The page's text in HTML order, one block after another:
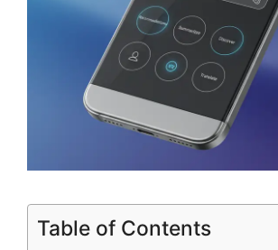
Table of Contents